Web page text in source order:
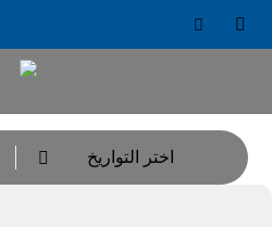


اختر التواريخ 